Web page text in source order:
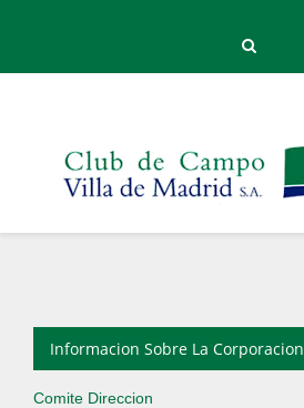
Informacion Sobre La Corporacion
Comite Direccion